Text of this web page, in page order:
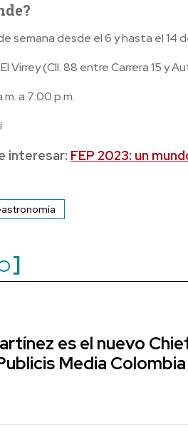
semana desde el 6 y hasta el 14
Virrey (Cll. 88 entre Carrera 15 y
a 7:00 p.m.
interesar: FEP 2023: un
es el nuevo
Media Colombia